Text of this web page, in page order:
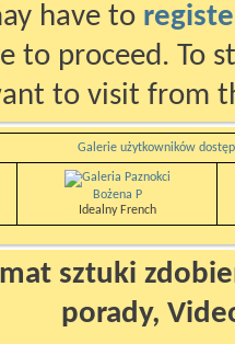
have to
to proceed. To
to visit from
Galerie użytkowników
Bożena P
Idealny French
sztuki
porady,